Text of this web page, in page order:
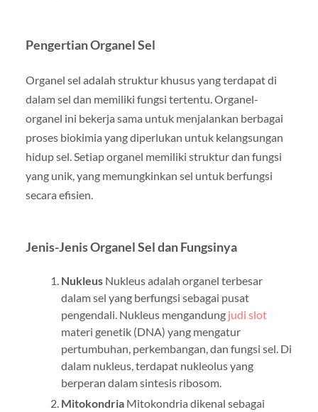
Pengertian Organel Sel
Organel sel adalah struktur khusus yang terdapat di
dalam sel dan memiliki fungsi tertentu. Organel-
organel ini bekerja sama untuk menjalankan berbagai
proses biokimia yang diperlukan untuk kelangsungan
hidup sel. Setiap organel memiliki struktur dan fungsi
yang unik, yang memungkinkan sel untuk berfungsi
secara efisien.
Jenis-Jenis Organel Sel dan Fungsinya
NukleusNukleus adalah organel terbesar
dalam sel yang berfungsi sebagai pusat
pengendali. Nukleus mengandung judi slot
materi genetik (DNA) yang mengatur
pertumbuhan, perkembangan, dan fungsi sel. Di
dalam nukleus, terdapat nukleolus yang
berperan dalam sintesis ribosom.
MitokondriaMitokondria dikenal sebagai